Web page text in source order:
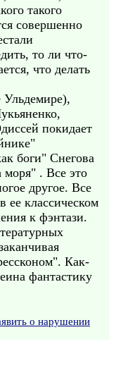
такого
совершенно
то ли что-
что делать
Ульдемире),
покидает
боги" Снегова
. Все это
другое. Все
ее классическом
к фэнтази.
Как-
фантастику
о нарушении